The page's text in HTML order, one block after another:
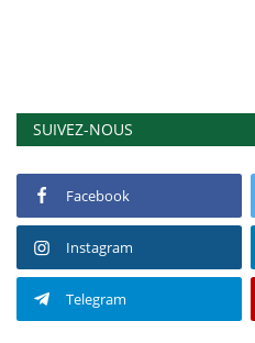
SUIVEZ-NOUS
Facebook
Instagram
Telegram